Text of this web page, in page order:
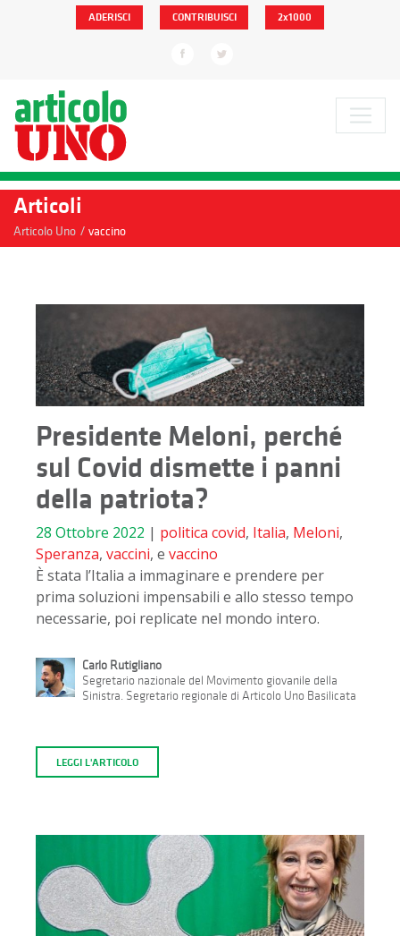
ADERISCI CONTRIBUISCI 2x1000
Articoli
Articolo Uno / vaccino
Presidente Meloni, perché
sul Covid dismette i panni
della patriota?
28 Ottobre 2022 | politica covid, Italia, Meloni,
Speranza, vaccini, e vaccino
È stata l’Italia a immaginare e prendere per
prima soluzioni impensabili e allo stesso tempo
necessarie, poi replicate nel mondo intero.
Carlo Rutigliano
Segretario nazionale del Movimento giovanile della
Sinistra. Segretario regionale di Articolo Uno Basilicata
LEGGI L'ARTICOLO